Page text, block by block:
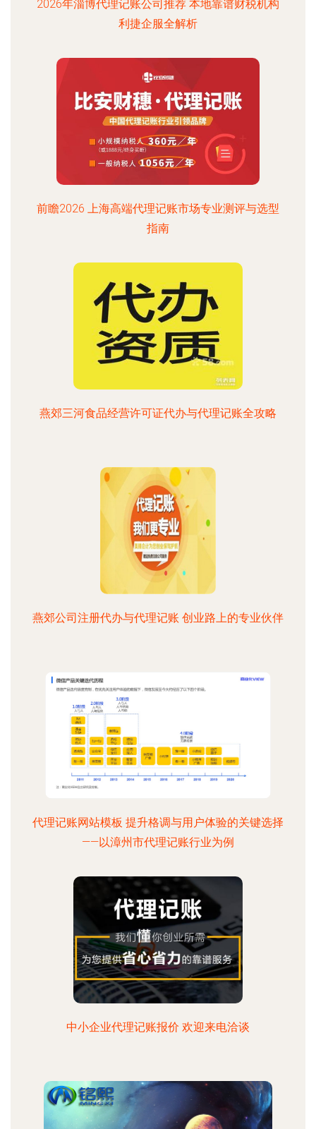
2026年淄博代理记账公司推荐 本地靠谱财税机构
利捷企服全解析
前瞻2026 上海高端代理记账市场专业测评与选型
指南
燕郊三河食品经营许可证代办与代理记账全攻略
燕郊公司注册代办与代理记账 创业路上的专业伙伴
代理记账网站模板 提升格调与用户体验的关键选择
——以漳州市代理记账行业为例
中小企业代理记账报价 欢迎来电洽谈